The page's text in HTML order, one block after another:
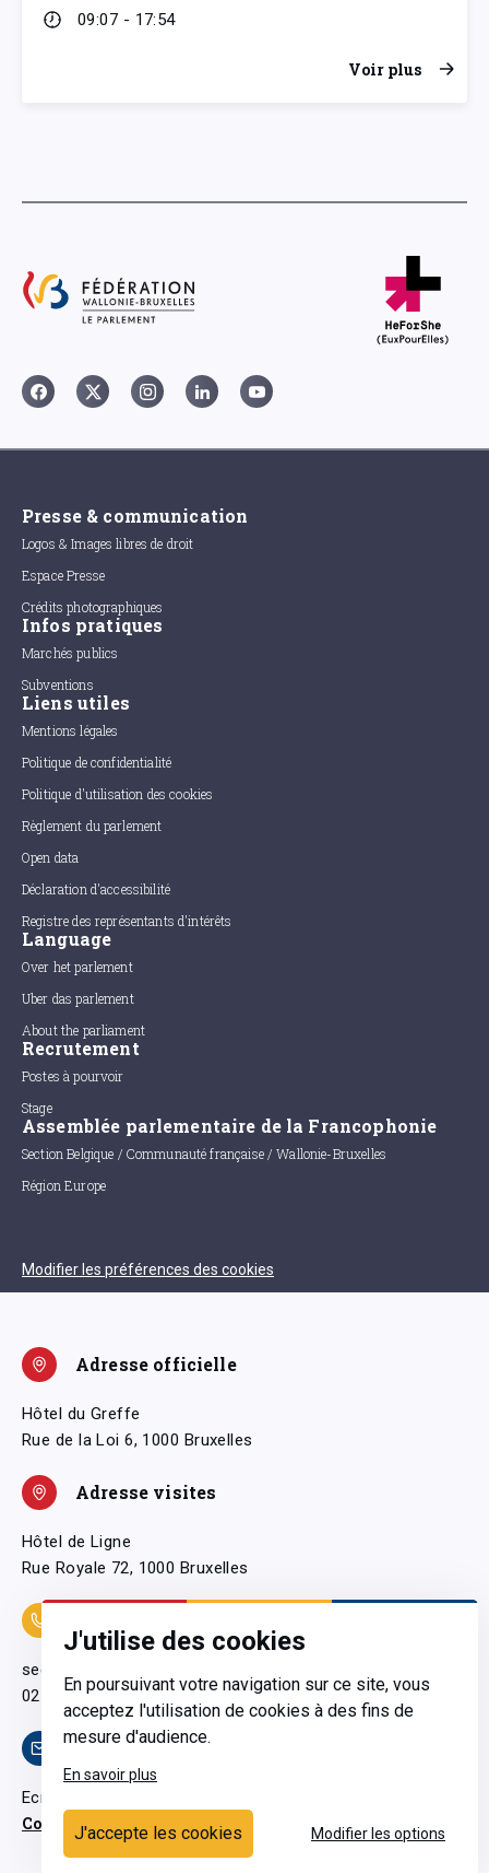
J'utilise des cookies
En poursuivant votre navigation sur ce site, vous
acceptez l'utilisation de cookies à des fins de
mesure d'audience.
En savoir plus
J'accepte les cookies Modifier les options
09:07 - 17:54
Voir plus
Presse & communication
Logos & Images libres de droit
Espace Presse
Crédits photographiques
Infos pratiques
Marchés publics
Subventions
Liens utiles
Mentions légales
Politique de confidentialité
Politique d'utilisation des cookies
Règlement du parlement
Open data
Déclaration d'accessibilité
Registre des représentants d'intérêts
Language
Over het parlement
Uber das parlement
About the parliament
Recrutement
Postes à pourvoir
Stage
Assemblée parlementaire de la Francophonie
Section Belgique / Communauté française / Wallonie-Bruxelles
Région Europe
Modifier les préférences des cookies
Adresse officielle
Hôtel du Greffe
Rue de la Loi 6, 1000 Bruxelles
Adresse visites
Hôtel de Ligne
Rue Royale 72, 1000 Bruxelles
secretariatgeneral@pfwb.be
02 506 38 11
Contact
Ecrivez-nous
Contactez-nous